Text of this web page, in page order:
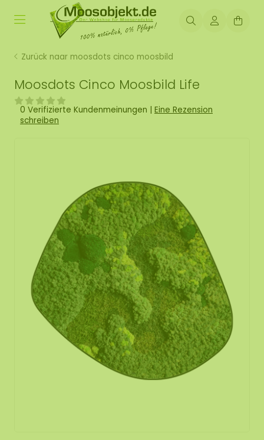
Zurück naar moosdots cinco moosbild
Moosdots Cinco Moosbild Life
0 Verifizierte Kundenmeinungen | Eine Rezension
schreiben